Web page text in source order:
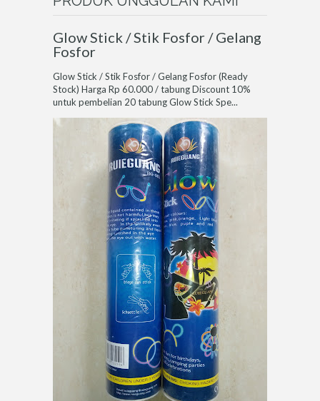
Glow Stick / Stik Fosfor / Gelang
Fosfor
Glow Stick / Stik Fosfor / Gelang Fosfor (Ready
Stock) Harga Rp 60.000 / tabung Discount 10%
untuk pembelian 20 tabung Glow Stick Spe...